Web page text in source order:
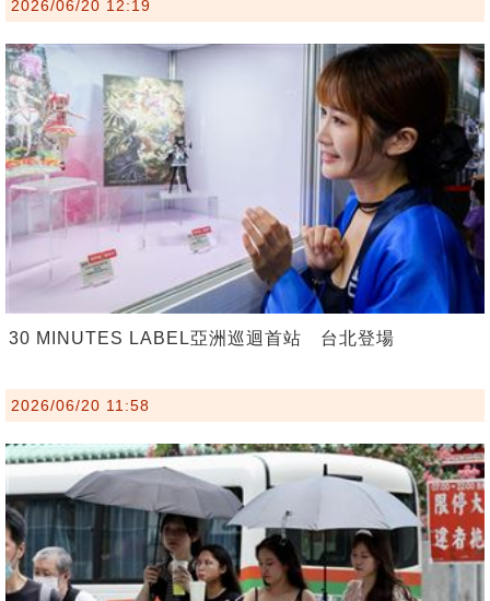
2026/06/20 12:19
30 MINUTES LABEL亞洲巡迴首站 台北登場
2026/06/20 11:58